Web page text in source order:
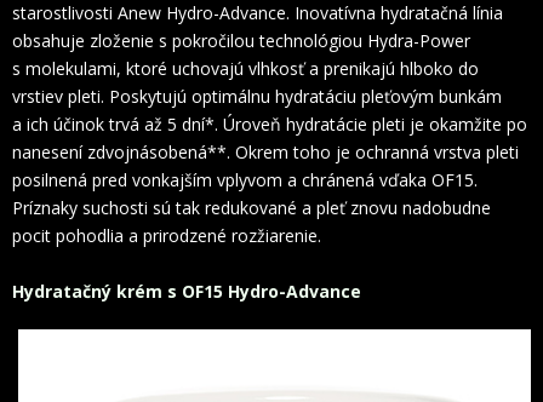
starostlivosti Anew Hydro-Advance. Inovatívna hydratačná línia
obsahuje zloženie s pokročilou technológiou Hydra-Power
s molekulami, ktoré uchovajú vlhkosť a prenikajú hlboko do
vrstiev pleti. Poskytujú optimálnu hydratáciu pleťovým bunkám
a ich účinok trvá až 5 dní*. Úroveň hydratácie pleti je okamžite po
nanesení zdvojnásobená**. Okrem toho je ochranná vrstva pleti
posilnená pred vonkajším vplyvom a chránená vďaka OF15.
Príznaky suchosti sú tak redukované a pleť znovu nadobudne
pocit pohodlia a prirodzené rozžiarenie.
Hydratačný krém s OF15 Hydro-Advance